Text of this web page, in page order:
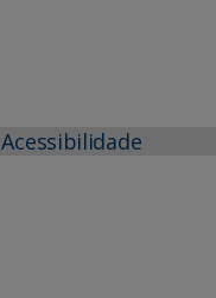
Acessibilidade